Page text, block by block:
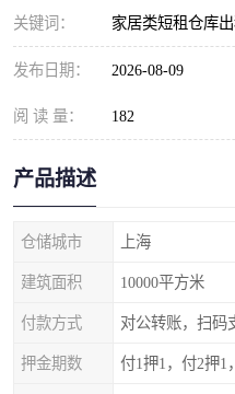
关键词： 家居类短租仓库出
发布日期： 2026-08-09
阅 读 量： 182
产品描述
仓储城市 上海
建筑面积 10000平方米
付款方式 对公转账，扫码
押金期数 付1押1，付2押1